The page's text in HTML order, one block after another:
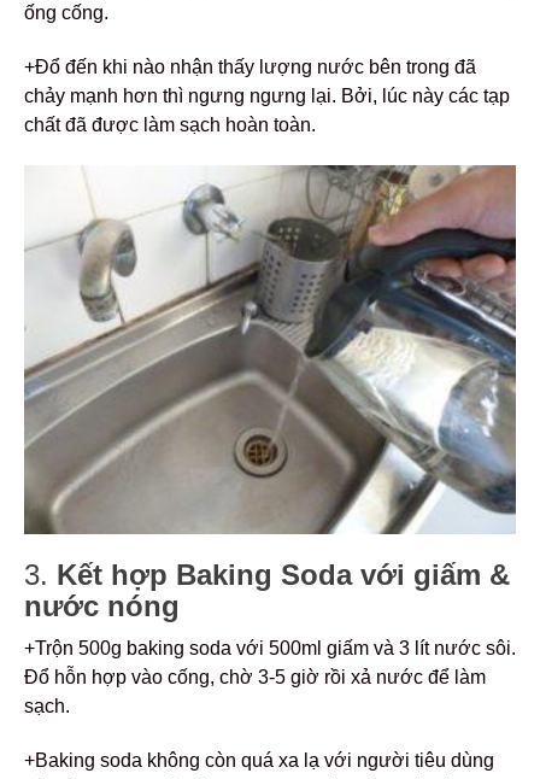
ống cống.
+Đổ đến khi nào nhận thấy lượng nước bên trong đã
chảy mạnh hơn thì ngưng ngưng lại. Bởi, lúc này các tạp
chất đã được làm sạch hoàn toàn.
3. Kết hợp Baking Soda với giấm &
nước nóng
+Trộn 500g baking soda với 500ml giấm và 3 lít nước sôi.
Đổ hỗn hợp vào cống, chờ 3-5 giờ rồi xả nước để làm
sạch.
+Baking soda không còn quá xa lạ với người tiêu dùng